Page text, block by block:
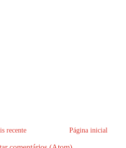
recente Página inicial